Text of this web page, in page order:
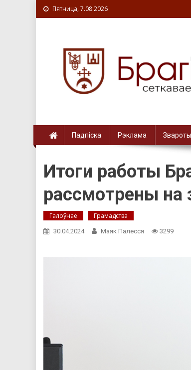
Пятница, 7.08.2026
Падпіска Рэклама
Итоги работы
рассмотрены на
Галоўнае Грамадства
30.04.2024 Маяк Палесся 3299